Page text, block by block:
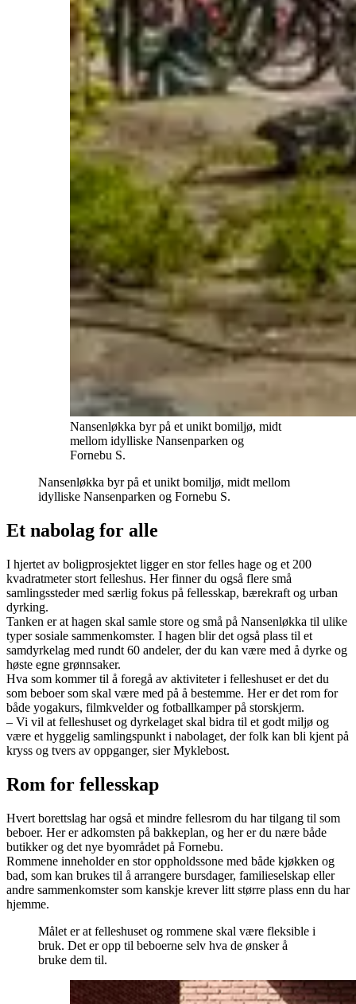
Nansenløkka byr på et unikt bomiljø, midt
mellom idylliske Nansenparken og
Fornebu S.
Nansenløkka byr på et unikt bomiljø, midt mellom
idylliske Nansenparken og Fornebu S.
Et nabolag for alle
I hjertet av boligprosjektet ligger en stor felles hage og et 200
kvadratmeter stort felleshus. Her finner du også flere små
samlingssteder med særlig fokus på fellesskap, bærekraft og urban
dyrking.
Tanken er at hagen skal samle store og små på Nansenløkka til ulike
typer sosiale sammenkomster. I hagen blir det også plass til et
samdyrkelag med rundt 60 andeler, der du kan være med å dyrke og
høste egne grønnsaker.
Hva som kommer til å foregå av aktiviteter i felleshuset er det du
som beboer som skal være med på å bestemme. Her er det rom for
både yogakurs, filmkvelder og fotballkamper på storskjerm.
– Vi vil at felleshuset og dyrkelaget skal bidra til et godt miljø og
være et hyggelig samlingspunkt i nabolaget, der folk kan bli kjent på
kryss og tvers av oppganger, sier Myklebost.
Rom for fellesskap
Hvert borettslag har også et mindre fellesrom du har tilgang til som
beboer. Her er adkomsten på bakkeplan, og her er du nære både
butikker og det nye byområdet på Fornebu.
Rommene inneholder en stor oppholdssone med både kjøkken og
bad, som kan brukes til å arrangere bursdager, familieselskap eller
andre sammenkomster som kanskje krever litt større plass enn du har
hjemme.
Målet er at felleshuset og rommene skal være fleksible i
bruk. Det er opp til beboerne selv hva de ønsker å
bruke dem til.